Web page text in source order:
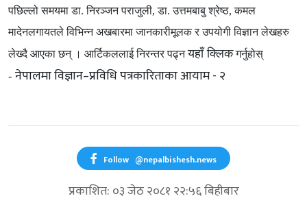
पछिल्लो समयमा डा. निरञ्जन पराजुली, डा. उत्तमबाबु श्रेष्ठ, कमल
मादेनलगायतले विभिन्न अखबारमा जानकारीमूलक र उपयोगी विज्ञान लेखहरु
लेख्दै आएका छन् । आर्टिकललाई निरन्तर पढ्नयहाँ क्लिकगर्नुहोस्
- नेपालमा विज्ञान–प्रविधि पत्रकारिताका आयाम - २
Follow @nepalbishesh.news
प्रकाशित: ०३ जेठ २०८१ २२:५६ बिहीबार